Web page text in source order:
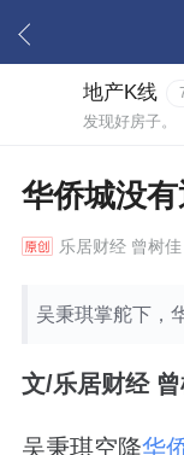
地产K线
发现好房子。
华侨城没
乐居财经曾树佳
吴秉琪掌舵下，
文/乐居财经
吴秉琪空降华